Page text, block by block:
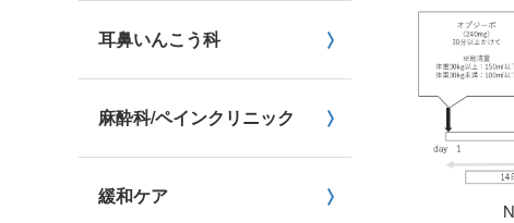
耳鼻いんこう科
麻酔科/ペインクリニック
緩和ケア